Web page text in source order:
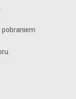
pobraniem